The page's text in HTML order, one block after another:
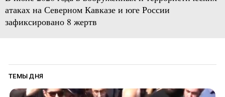
атаках на Северном Кавказе и юге России
зафиксировано 8 жертв
ТЕМЫ ДНЯ